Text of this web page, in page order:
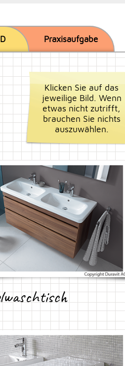
Praxisaufgabe
Klicken Sie auf das
jeweilige Bild. Wenn
etwas nicht zutrifft,
brauchen Sie nichts
auszuwählen.